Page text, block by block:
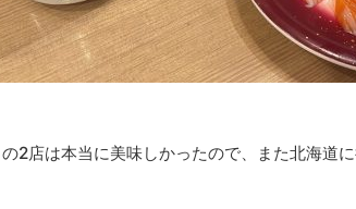
の2店は本当に美味しかったので、また北海道